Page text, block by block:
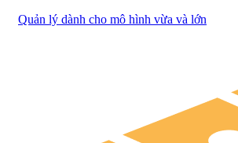
Quản lý dành cho mô hình vừa và lớn